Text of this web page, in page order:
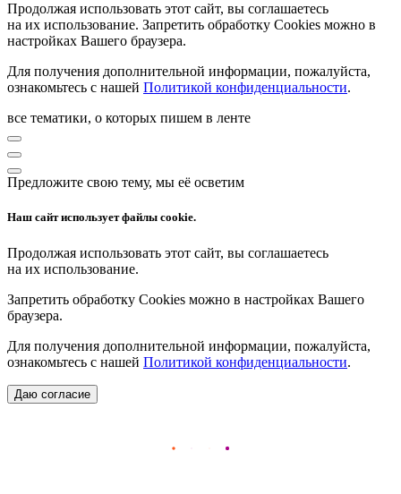
Продолжая использовать этот сайт, вы соглашаетесь
на их использование. Запретить обработку Cookies можно в
настройках Вашего браузера.
Для получения дополнительной информации, пожалуйста,
ознакомьтесь с нашей Политикой конфиденциальности.
все тематики, о которых пишем в ленте
Предложите свою тему, мы её осветим
Наш сайт использует файлы cookie.
Продолжая использовать этот сайт, вы соглашаетесь
на их использование.
Запретить обработку Cookies можно в настройках Вашего
браузера.
Для получения дополнительной информации, пожалуйста,
ознакомьтесь с нашей Политикой конфиденциальности.
Даю согласие